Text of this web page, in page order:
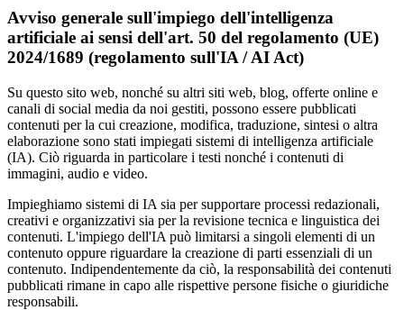
Avviso generale sull'impiego dell'intelligenza
artificiale ai sensi dell'art. 50 del regolamento (UE)
2024/1689 (regolamento sull'IA / AI Act)
Su questo sito web, nonché su altri siti web, blog, offerte online e
canali di social media da noi gestiti, possono essere pubblicati
contenuti per la cui creazione, modifica, traduzione, sintesi o altra
elaborazione sono stati impiegati sistemi di intelligenza artificiale
(IA). Ciò riguarda in particolare i testi nonché i contenuti di
immagini, audio e video.
Impieghiamo sistemi di IA sia per supportare processi redazionali,
creativi e organizzativi sia per la revisione tecnica e linguistica dei
contenuti. L'impiego dell'IA può limitarsi a singoli elementi di un
contenuto oppure riguardare la creazione di parti essenziali di un
contenuto. Indipendentemente da ciò, la responsabilità dei contenuti
pubblicati rimane in capo alle rispettive persone fisiche o giuridiche
responsabili.